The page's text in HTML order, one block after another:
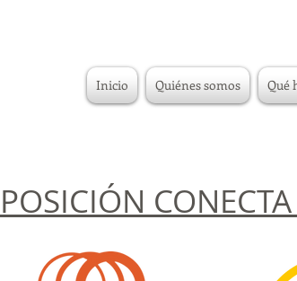
Inicio Quiénes somos Qué